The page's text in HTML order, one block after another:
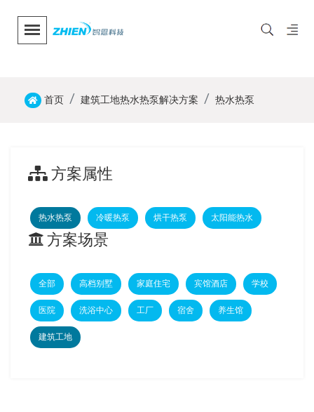
首页 建筑工地热水热泵解决方案 热水热泵
方案属性
热水热泵 冷暖热泵 烘干热泵 太阳能热水
方案场景
全部 高档别墅 家庭住宅 宾馆酒店 学校
医院 洗浴中心 工厂 宿舍 养生馆
建筑工地